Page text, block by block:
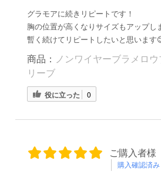
グラモアに続きリピートです！
胸の位置が高くなりサイズもアップし
暫く続けてリピートしたいと思います
商品：
ノンワイヤーブラメロ
リーブ
役に立った 0
ご購入者様
購入確認済み